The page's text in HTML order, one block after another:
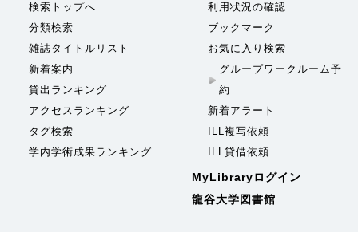
検索トップへ
分類検索
雑誌タイトルリスト
新着案内
貸出ランキング
アクセスランキング
タグ検索
学内学術成果ランキング
利用状況の確認
ブックマーク
お気に入り検索
グループワークルーム予
約
新着アラート
ILL複写依頼
ILL貸借依頼
MyLibraryログイン
龍谷大学図書館